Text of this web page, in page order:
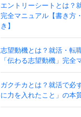
エントリーシートとは？
完全マニュアル【書き方
き】
志望動機とは？就活・転
「伝わる志望動機」完全
ガクチカとは？就活で必
に力を入れたこと」の本